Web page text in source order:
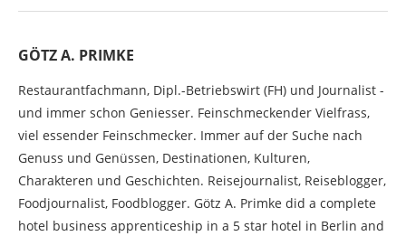
GÖTZ A. PRIMKE
Restaurantfachmann, Dipl.-Betriebswirt (FH) und Journalist -
und immer schon Geniesser. Feinschmeckender Vielfrass,
viel essender Feinschmecker. Immer auf der Suche nach
Genuss und Genüssen, Destinationen, Kulturen,
Charakteren und Geschichten. Reisejournalist, Reiseblogger,
Foodjournalist, Foodblogger. Götz A. Primke did a complete
hotel business apprenticeship in a 5 star hotel in Berlin and